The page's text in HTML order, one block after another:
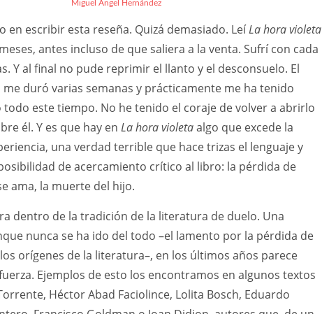
Miguel Ángel Hernández
en escribir esta reseña. Quizá demasiado. LeíLa hora violeta
antes incluso de que saliera a la venta. Sufrí con cada
Y al final no pude reprimir el llanto y el desconsuelo. El
duró varias semanas y prácticamente me ha tenido
este tiempo. No he tenido el coraje de volver a abrirlo
él. Y es que hay en La hora violetaalgo que excede la
una verdad terrible que hace trizas el lenguaje y
de acercamiento crítico al libro: la pérdida de
ama, la muerte del hijo.
dentro de la tradición de la literatura de duelo. Una
nunca se ha ido del todo –el lamento por la pérdida de
orígenes de la literatura–, en los últimos años parece
Ejemplos de esto los encontramos en algunos textos
Héctor Abad Faciolince, Lolita Bosch, Eduardo